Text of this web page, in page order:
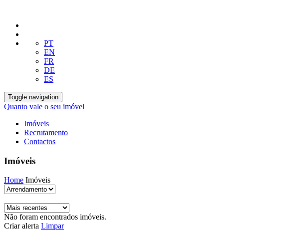
PT
EN
FR
DE
ES
Toggle navigation
Quanto vale o seu imóvel
Imóveis
Recrutamento
Contactos
Imóveis
Home Imóveis
Não foram encontrados imóveis.
Criar alerta Limpar